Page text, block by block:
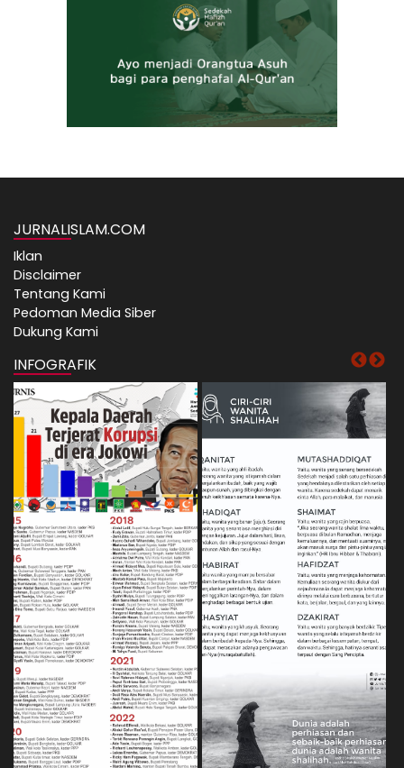
JURNALISLAM.COM
Iklan
Disclaimer
Tentang Kami
Pedoman Media Siber
Dukung Kami
INFOGRAFIK